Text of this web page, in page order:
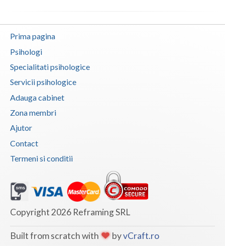
Sibiu
Teleorman
Timis
Valcea
Vaslui
Vrancea
Prima pagina
Psihologi
Specialitati psihologice
Servicii psihologice
Adauga cabinet
Zona membri
Ajutor
Contact
Termeni si conditii
Copyright 2026 Reframing SRL
Built from scratch with byvCraft.ro